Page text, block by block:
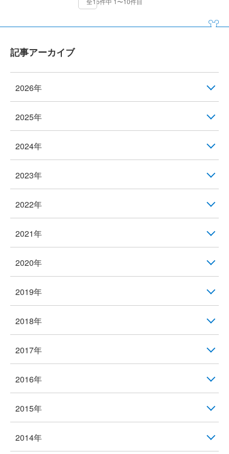
記事アーカイブ
2026年
2025年
2024年
2023年
2022年
2021年
2020年
2019年
2018年
2017年
2016年
2015年
2014年